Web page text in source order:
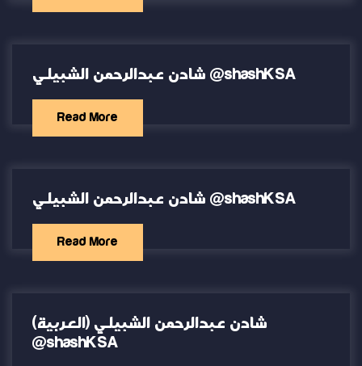
شادن عبدالرحمن الشبيلي @shashKSA
Read More
شادن عبدالرحمن الشبيلي @shashKSA
Read More
(العربية) شادن عبدالرحمن الشبيلي
@shashKSA